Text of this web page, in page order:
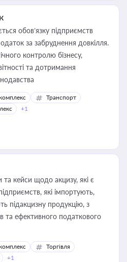
обов’язку підприємств
за забруднення довкілля.
контролю бізнесу,
та дотримання
Транспорт
+1
кейси щодо акцизу, які є
які імпортують,
підакцизну продукцію, з
та ефективного податкового
Торгівля
+1